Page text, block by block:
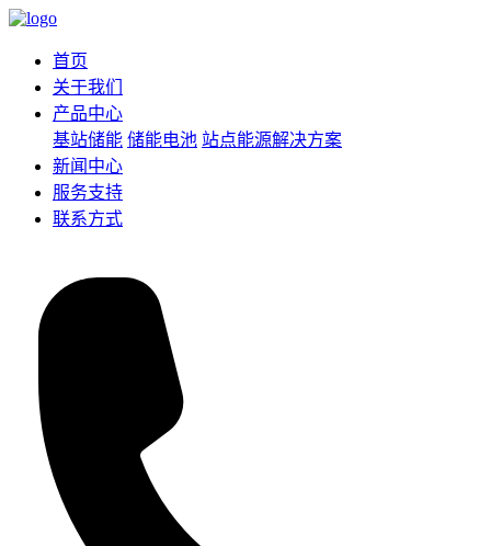
首页
关于我们
产品中心
基站储能 储能电池 站点能源解决方案
新闻中心
服务支持
联系方式